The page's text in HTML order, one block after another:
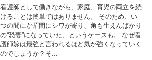
看護師として働きながら、家庭、育児の両立を続
けることは簡単ではありません。 そのため、い
つの間にか眉間にシワが寄り、角も生えんばかり
の“恐妻”になっていた、というケースも。 なぜ看
護師嫁は最強と言われるほど気が強くなっていく
のでしょうか？そ...